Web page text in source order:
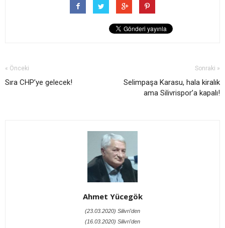
« Önceki
Sıra CHP’ye gelecek!
Sonraki »
Selimpaşa Karasu, hala kiralık
ama Silivrispor’a kapalı!
Ahmet Yücegök
(23.03.2020) Silivri'den
(16.03.2020) Silivri'den